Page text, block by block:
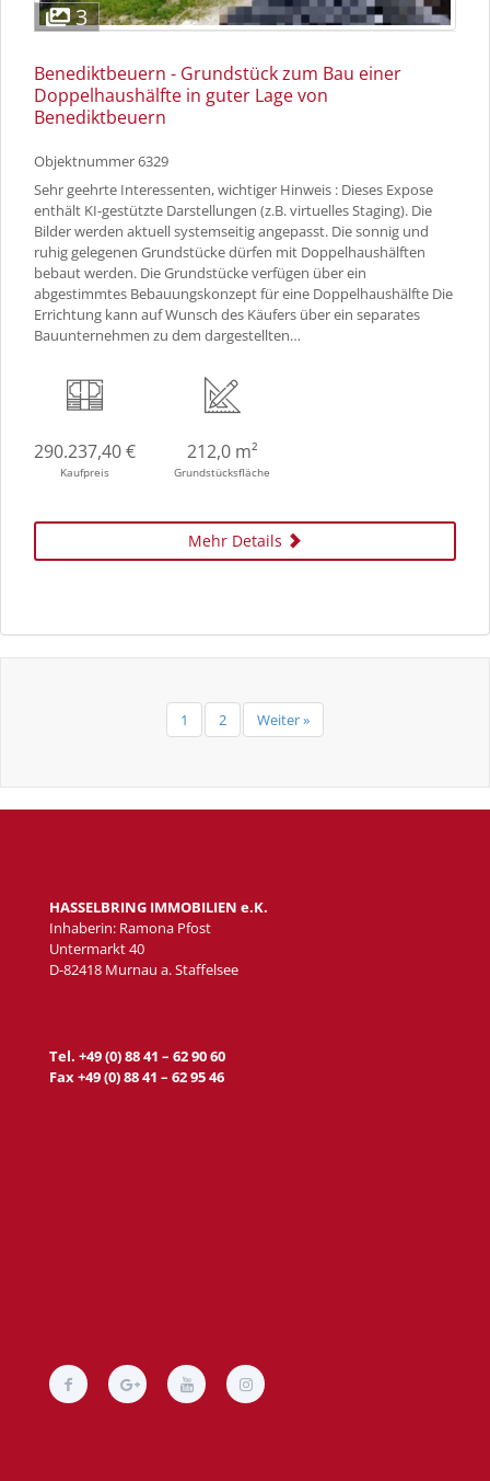
3
Benediktbeuern - Grundstück zum Bau einer
Doppelhaushälfte in guter Lage von
Benediktbeuern
Objektnummer6329
Sehr geehrte Interessenten, wichtiger Hinweis : Dieses Expose
enthält KI-gestützte Darstellungen (z.B. virtuelles Staging). Die
Bilder werden aktuell systemseitig angepasst. Die sonnig und
ruhig gelegenen Grundstücke dürfen mit Doppelhaushälften
bebaut werden. Die Grundstücke verfügen über ein
abgestimmtes Bebauungskonzept für eine Doppelhaushälfte Die
Errichtung kann auf Wunsch des Käufers über ein separates
Bauunternehmen zu dem dargestellten…
290.237,40 €
Kaufpreis
212,0 m²
Grundstücksfläche
Mehr Details
1 2 Weiter »
HASSELBRING IMMOBILIEN e.K.
Inhaberin: Ramona Pfost
Untermarkt 40
D-82418 Murnau a. Staffelsee
Tel. +49 (0) 88 41 – 62 90 60
Fax +49 (0) 88 41 – 62 95 46